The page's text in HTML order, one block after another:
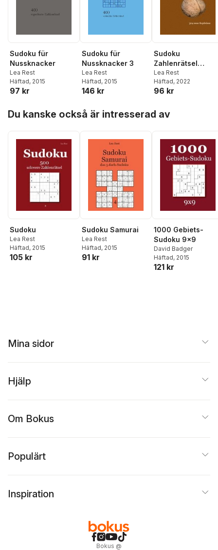
Sudoku für
Nussknacker
Lea Rest
Häftad, 2015
97 kr
Sudoku für
Nussknacker 3
Lea Rest
Häftad, 2015
146 kr
Sudoku
Zahlenrätsel
schwer und
superhart
Lea Rest
Häftad, 2022
96 kr
Du kanske också är intresserad av
Sudoku
Lea Rest
Häftad, 2015
105 kr
Sudoku Samurai
Lea Rest
Häftad, 2015
91 kr
1000 Gebiets-
Sudoku 9x9
David Badger
Häftad, 2015
121 kr
Mina sidor
Hjälp
Om Bokus
Populärt
Inspiration
Bokus @